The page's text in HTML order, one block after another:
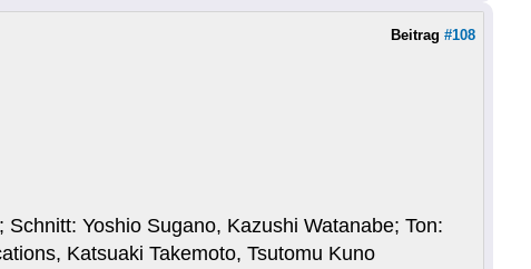
Beitrag #108
Yoshio Sugano, Kazushi Watanabe; Ton:
Katsuaki Takemoto, Tsutomu Kuno